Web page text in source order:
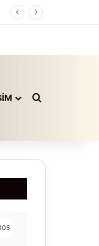
Arama yap